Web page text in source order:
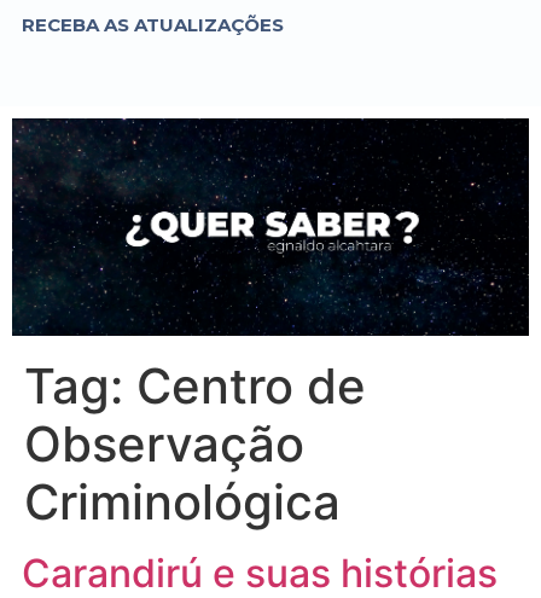
RECEBA AS ATUALIZAÇÕES
Tag: Centro de
Observação
Criminológica
Carandirú e suas histórias